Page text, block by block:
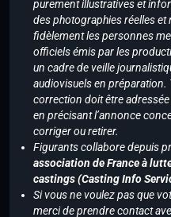
purement illustratives et
des photographies réelles
fidèlement les personnes
officiels émis par les
un cadre de veille
audiovisuels en préparation.
correction doit être
en précisant l’annonce
corriger ou retirer.
Figurants collabore depuis
association de France à
castings (Casting Info
Si vous ne voulez pas que
merci de prendre contact